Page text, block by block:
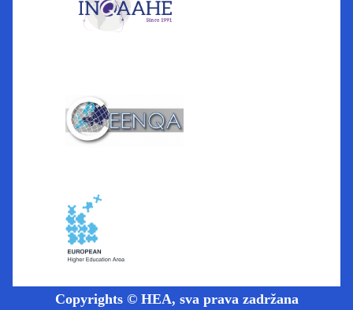
Copyrights © HEA, sva prava zadržana